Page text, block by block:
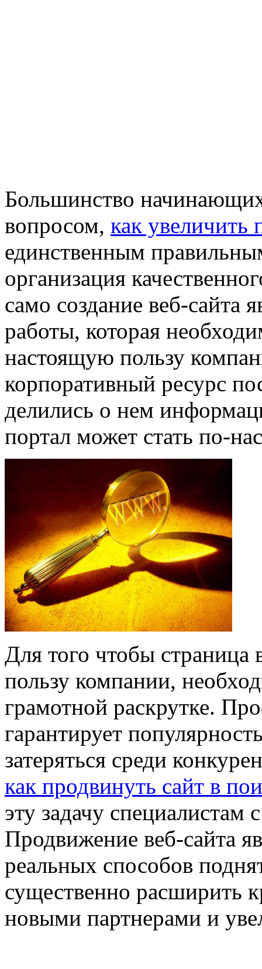
Большинство
вопросом, как увеличить
единственным
организация
само создание веб-сайта
работы, которая
настоящую пользу
корпоративный ресурс
делились о нем
портал может стать по-
Для того чтобы страница
пользу компании,
грамотной раскрутке.
гарантирует
затеряться среди
как продвинуть сайт в
эту задачу
Продвижение веб-сайта
реальных способов
существенно расширить
новыми партнерами и